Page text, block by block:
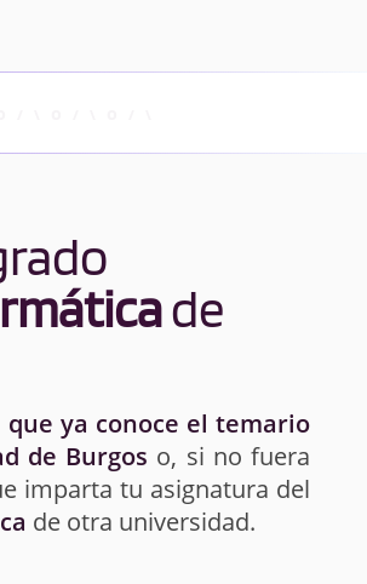
de
ya conoce el temario
de Burgos o, si no fuera
imparta tu asignatura del
de otra universidad.